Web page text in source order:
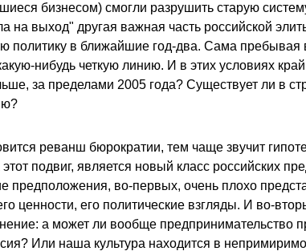
бизнесом) смогли разрушить старую
на выход" другая важная часть российской
политику в ближайшие год-два. Сама пребывая
нибудь четкую линию. И в этих условиях
за пределами 2005 года? Существует ли в
реванш бюрократии, тем чаще звучит
подвиг, является новый класс российских
предположения, во-первых, очень плохо
ценности, его политические взгляды. И во-
а может ли вообще предпринимательство
Или наша культура находится в